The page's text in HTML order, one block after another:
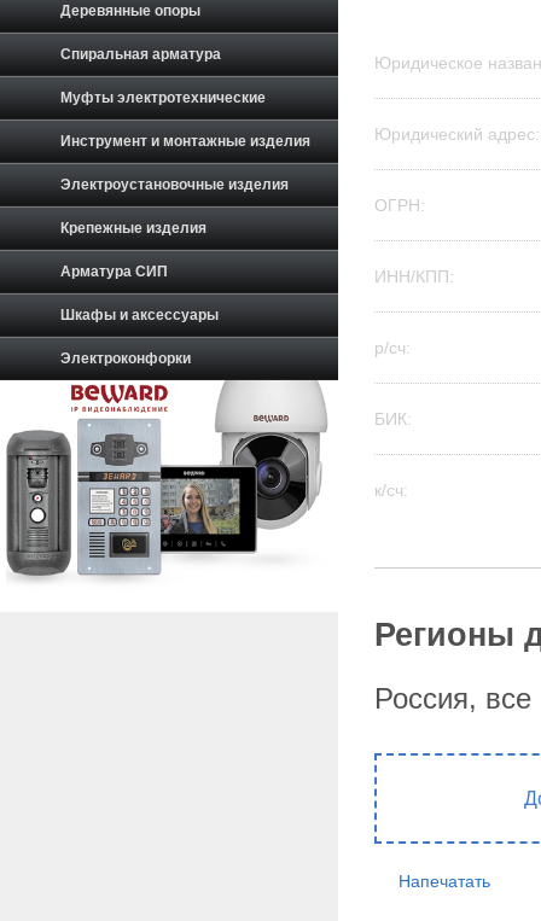
Юридическое
Юридический адрес:
ОГРН:
ИНН/КПП:
р/сч:
БИК:
к/сч:
Регионы
Россия, все
Напечатать
Деревянные опоры
Спиральная арматура
Муфты электротехнические
Инструмент и монтажные изделия
Электроустановочные изделия
Крепежные изделия
Арматура СИП
Шкафы и аксессуары
Электроконфорки